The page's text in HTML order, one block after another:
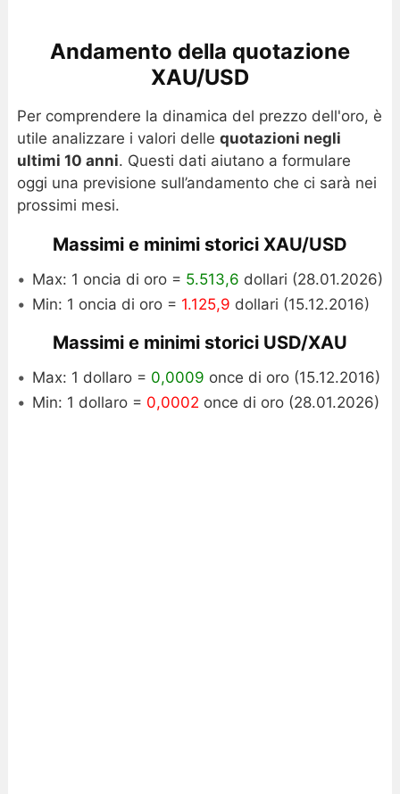
Andamento della quotazione
XAU/USD
Per comprendere la dinamica del prezzo dell'oro, è
utile analizzare i valori delle quotazioni negli
ultimi 10 anni. Questi dati aiutano a formulare
oggi una previsione sull’andamento che ci sarà nei
prossimi mesi.
Massimi e minimi storici XAU/USD
Max: 1 oncia di oro = 5.513,6 dollari (28.01.2026)
Min: 1 oncia di oro = 1.125,9 dollari (15.12.2016)
Massimi e minimi storici USD/XAU
Max: 1 dollaro = 0,0009 once di oro (15.12.2016)
Min: 1 dollaro = 0,0002 once di oro (28.01.2026)